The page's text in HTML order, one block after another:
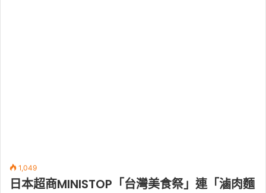
1,049
日本超商MINISTOP「台灣美食祭」連「滷肉麵